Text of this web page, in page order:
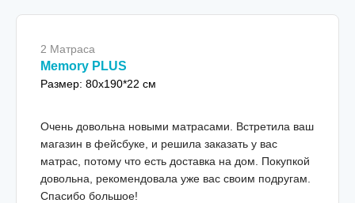
2 Матраса
Memory PLUS
Размер: 80x190*22 см
Очень довольна новыми матрасами. Встретила ваш
магазин в фейсбуке, и решила заказать у вас
матрас, потому что есть доставка на дом. Покупкой
довольна, рекомендовала уже вас своим подругам.
Спасибо большое!